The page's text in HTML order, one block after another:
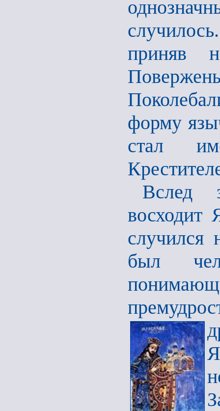
приняв
форму
стал
Вслед
восходит
случился
был